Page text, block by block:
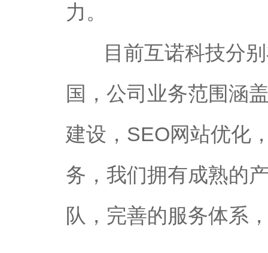
力。
目前互诺科技分别
国，公司业务范围涵
建设，SEO网站优化
务，我们拥有成熟的
队，完善的服务体系